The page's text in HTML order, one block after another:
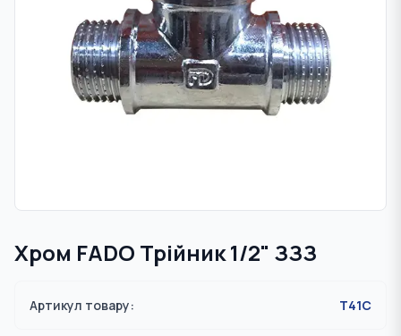
Хром FADO Трійник 1/2" ЗЗЗ
Артикул товару: T41C